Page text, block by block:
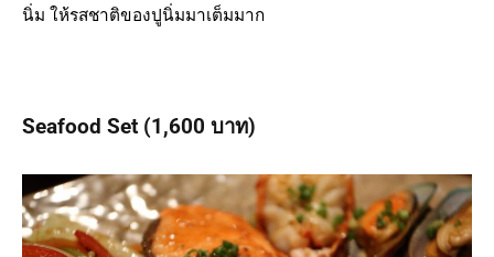
นิ่ม ให้รสชาติของปูนิ่มมาเต็มมาก
Seafood Set (1,600 บาท)